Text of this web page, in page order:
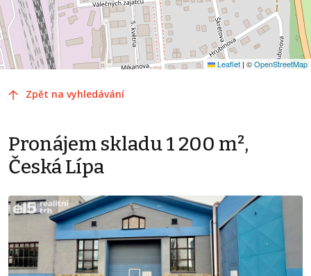
Leaflet | ©OpenStreetMap
Zpět na vyhledávání
Pronájem skladu 1 200 m²,
Česká Lípa